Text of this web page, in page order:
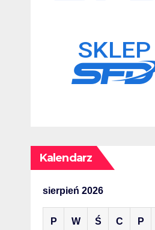
Kalendarz
sierpień 2026
P W Ś C P